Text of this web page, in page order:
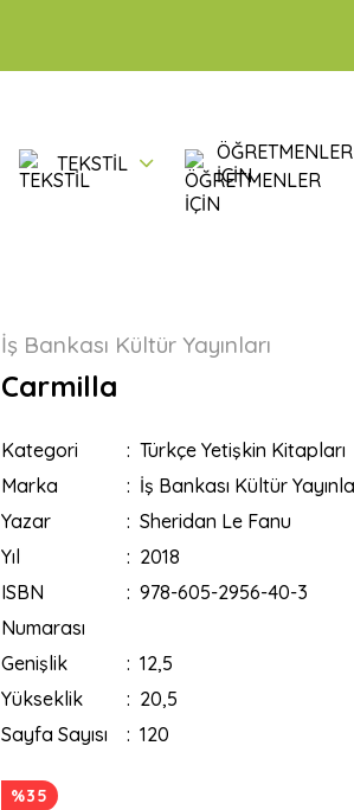
TEKSTİL
ÖĞRETMENLER
İÇİN
İş Bankası Kültür Yayınları
Carmilla
Kategori
Türkçe Yetişkin Kitapları
Marka
İş Bankası Kültür
Yazar
Sheridan Le Fanu
Yıl
2018
ISBN
Numarası
978-605-2956-40-3
Genişlik
12,5
Yükseklik
20,5
Sayfa Sayısı
120
%35